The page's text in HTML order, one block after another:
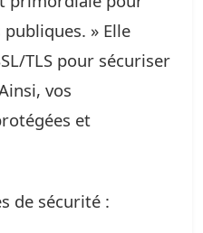
» Elle
TLS pour sécuriser
vos
et
de sécurité :